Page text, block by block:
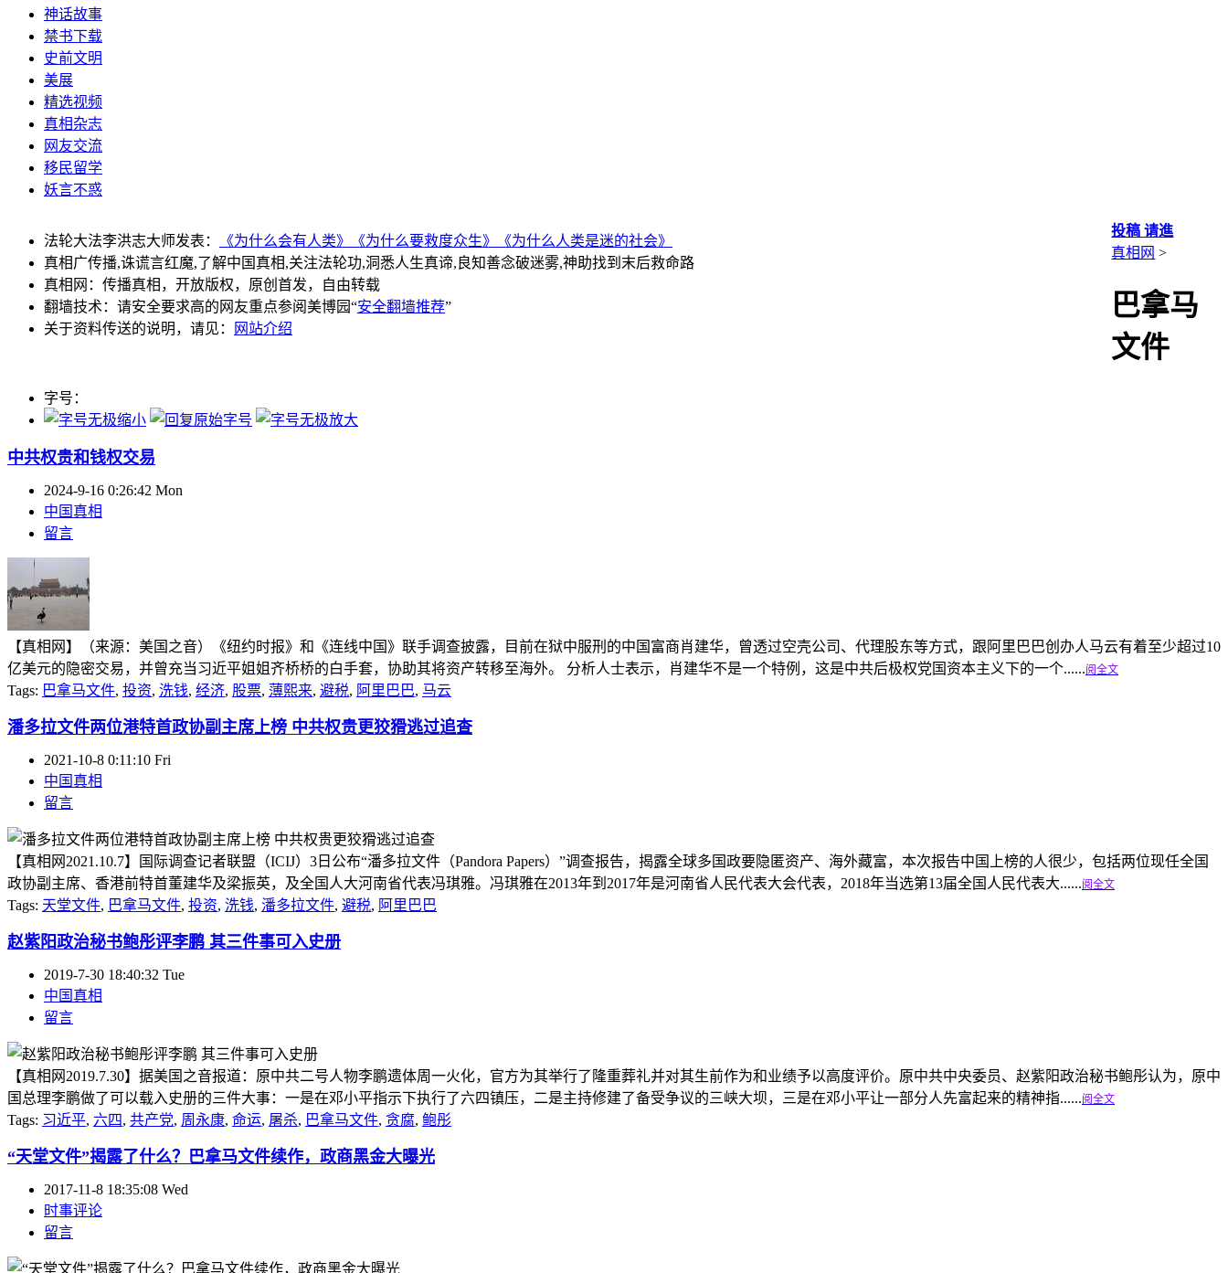
神话故事
禁书下载
史前文明
美展
精选视频
真相杂志
网友交流
移民留学
妖言不惑
法轮大法李洪志大师发表： 《为什么会有人类》 《为什么要救度众生》
《为什么人类是迷的社会》
真相广传播,诛谎言红魔,了解中国真相,关注法轮功,洞悉人生真谛,良知善念破迷雾,神助找到末后救命路
真相网：传播真相，开放版权，原创首发，自由转载
翻墙技术：请安全要求高的网友重点参阅美博园“安全翻墙推荐”
关于资料传送的说明，请见：
网站介绍
投稿 请進
真相网 >
巴拿马
文件
字号：
中共权贵和钱权交易
2024-9-16 0:26:42 Mon
中国真相
留言
【真相网】（来源：美国之音）《纽约时报》和《连线中国》联手调查披露，目前在狱中服刑的中国富商肖建华，曾透过空壳公司、代理股东等方式，跟阿里巴巴创办人马云有着至少超过10
亿美元的隐密交易，并曾充当习近平姐姐齐桥桥的白手套，协助其将资产转移至海外。 分析人士表示，肖建华不是一个特例，这是中共后极权党国资本主义下的一个......阅全文
Tags: 巴拿马文件, 投资, 洗钱, 经济, 股票, 薄熙来, 避税, 阿里巴巴, 马云
潘多拉文件两位港特首政协副主席上榜 中共权贵更狡猾逃过追查
2021-10-8 0:11:10 Fri
中国真相
留言
【真相网2021.10.7】国际调查记者联盟（ICIJ）3日公布“潘多拉文件（Pandora Papers）”调查报告，揭露全球多国政要隐匿资产、海外藏富，本次报告中国上榜的人很少，包括两位现任全国
政协副主席、香港前特首董建华及梁振英，及全国人大河南省代表冯琪雅。冯琪雅在2013年到2017年是河南省人民代表大会代表，2018年当选第13届全国人民代表大......阅全文
Tags: 天堂文件, 巴拿马文件, 投资, 洗钱, 潘多拉文件, 避税, 阿里巴巴
赵紫阳政治秘书鲍彤评李鹏 其三件事可入史册
2019-7-30 18:40:32 Tue
中国真相
留言
【真相网2019.7.30】据美国之音报道：原中共二号人物李鹏遗体周一火化，官方为其举行了隆重葬礼并对其生前作为和业绩予以高度评价。原中共中央委员、赵紫阳政治秘书鲍彤认为，原中
国总理李鹏做了可以载入史册的三件大事：一是在邓小平指示下执行了六四镇压，二是主持修建了备受争议的三峡大坝，三是在邓小平让一部分人先富起来的精神指......阅全文
Tags: 习近平, 六四, 共产党, 周永康, 命运, 屠杀, 巴拿马文件, 贪腐, 鲍彤
“天堂文件”揭露了什么？巴拿马文件续作，政商黑金大曝光
2017-11-8 18:35:08 Wed
时事评论
留言